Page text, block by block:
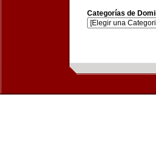
Categorías de